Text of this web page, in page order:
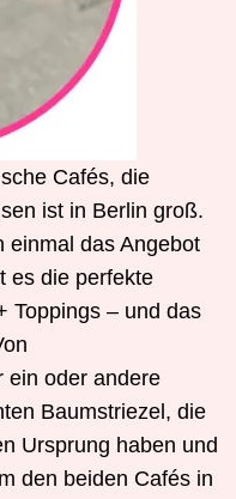
Cafés, die
ist in Berlin groß.
einmal das Angebot
es die perfekte
Toppings – und das
ein oder andere
Baumstriezel, die
Ursprung haben und
den beiden Cafés in